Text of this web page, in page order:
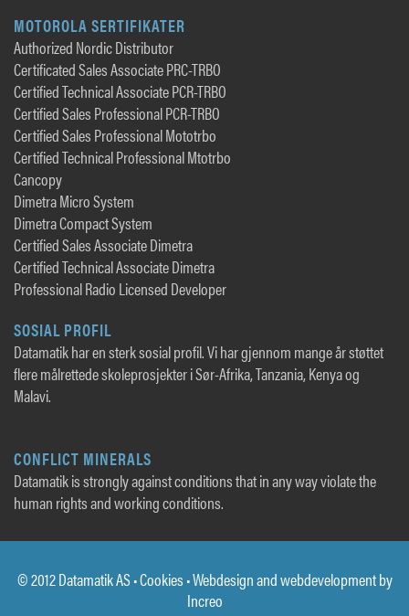
MOTOROLA SERTIFIKATER
Authorized Nordic Distributor
Certificated Sales Associate PRC-TRBO
Certified Technical Associate PCR-TRBO
Certified Sales Professional PCR-TRBO
Certified Sales Professional Mototrbo
Certified Technical Professional Mtotrbo
Cancopy
Dimetra Micro System
Dimetra Compact System
Certified Sales Associate Dimetra
Certified Technical Associate Dimetra
Professional Radio Licensed Developer
SOSIAL PROFIL
Datamatik har en sterk sosial profil. Vi har gjennom mange år støttet
flere målrettede skoleprosjekter i Sør-Afrika, Tanzania, Kenya og
Malavi.
CONFLICT MINERALS
Datamatik is strongly against conditions that in any way violate the
human rights and working conditions.
© 2012 Datamatik AS •Cookies • Webdesign and webdevelopment by
Increo